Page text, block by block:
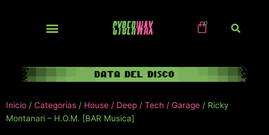
Inicio / Categorías / House / Deep / Tech / Garage / Ricky
Montanari – H.O.M. [BAR Musica]